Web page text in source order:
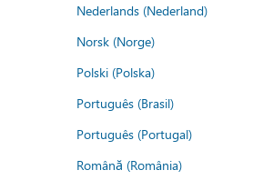
Nederlands (Nederland)
Norsk (Norge)
Polski (Polska)
Português (Brasil)
Português (Portugal)
Română (România)